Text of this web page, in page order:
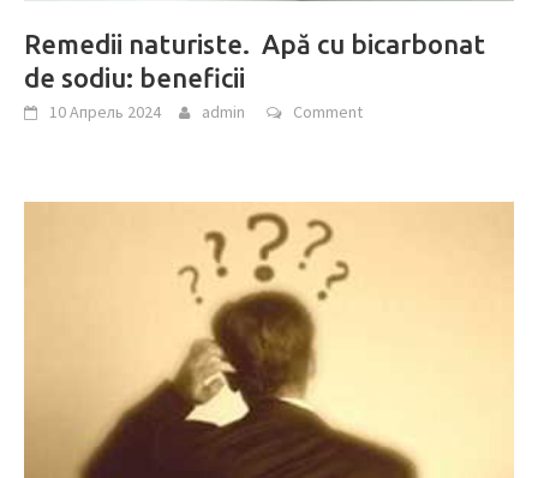
Remedii naturiste. Apă cu bicarbonat
de sodiu: beneficii
10 Апрель 2024 admin Comment